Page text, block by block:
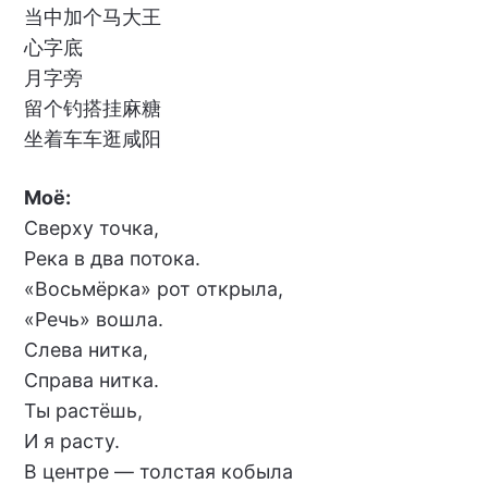
当中加个马大王
心字底
月字旁
留个钓搭挂麻糖
坐着车车逛咸阳
Моё:
Сверху точка,
Река в два потока.
«Восьмёрка» рот открыла,
«Речь» вошла.
Слева нитка,
Справа нитка.
Ты растёшь,
И я расту.
В центре — толстая кобыла